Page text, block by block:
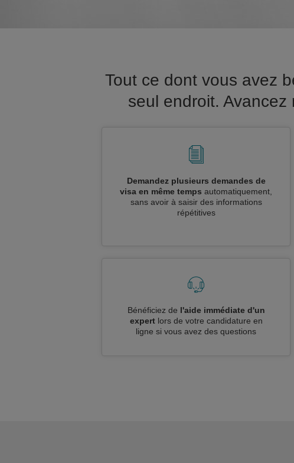
Tout ce dont vous avez
seul endroit.
Demandez plusieurs demandes de
visa en même temps automatiquement,
sans avoir à saisir des informations
répétitives
Bénéficiez de l'aide immédiate d'un
expertlors de votre candidature en
ligne si vous avez des questions